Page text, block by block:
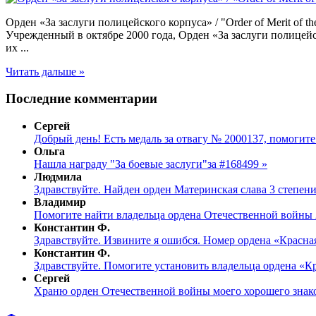
Орден «За заслуги полицейского корпуса» / "Order of Merit of
Учрежденный в октябре 2000 года, Орден «За заслуги
их ...
Читать дальше »
Последние комментарии
Сергей
Добрый день! Есть медаль за отвагу № 2000137,
Ольга
Нашла награду "За боевые заслуги"за #168499 »
Людмила
Здравствуйте. Найден орден Материнская слава 3
Владимир
Помогите найти владельца ордена Отечественной
Константин Ф.
Здравствуйте. Извините я ошибся. Номер ордена
Константин Ф.
Здравствуйте. Помогите установить владельца ордена
Сергей
Храню орден Отечественной войны моего хорошего